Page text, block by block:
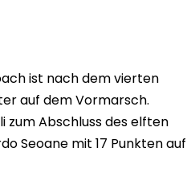
ist nach dem vierten
auf dem Vormarsch.
zum Abschluss des elften
Seoane mit 17 Punkten auf